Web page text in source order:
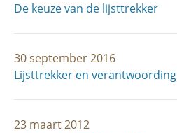
De keuze van de lijsttrekker
30 september 2016
Lijsttrekker en verantwoording
23 maart 2012